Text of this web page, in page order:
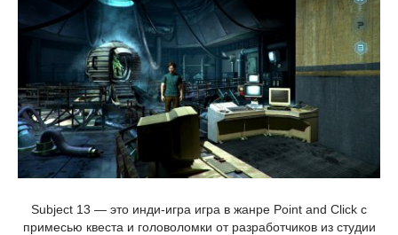
Subject 13 — это инди-игра игра в жанре Point and Click с
примесью квеста и головоломки от разработчиков из студии